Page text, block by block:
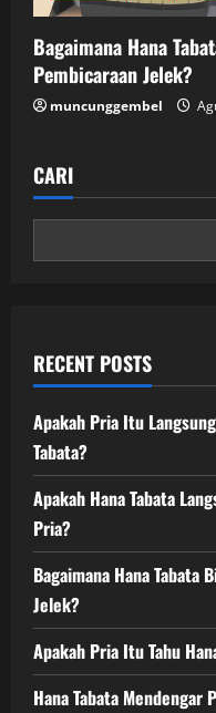
Bagaimana Hana
Pembicaraan Jelek?
muncunggembel
CARI
RECENT POSTS
Apakah Pria Itu
Tabata?
Apakah Hana Tabata
Pria?
Bagaimana Hana Tabata
Jelek?
Apakah Pria Itu Tahu
Hana Tabata